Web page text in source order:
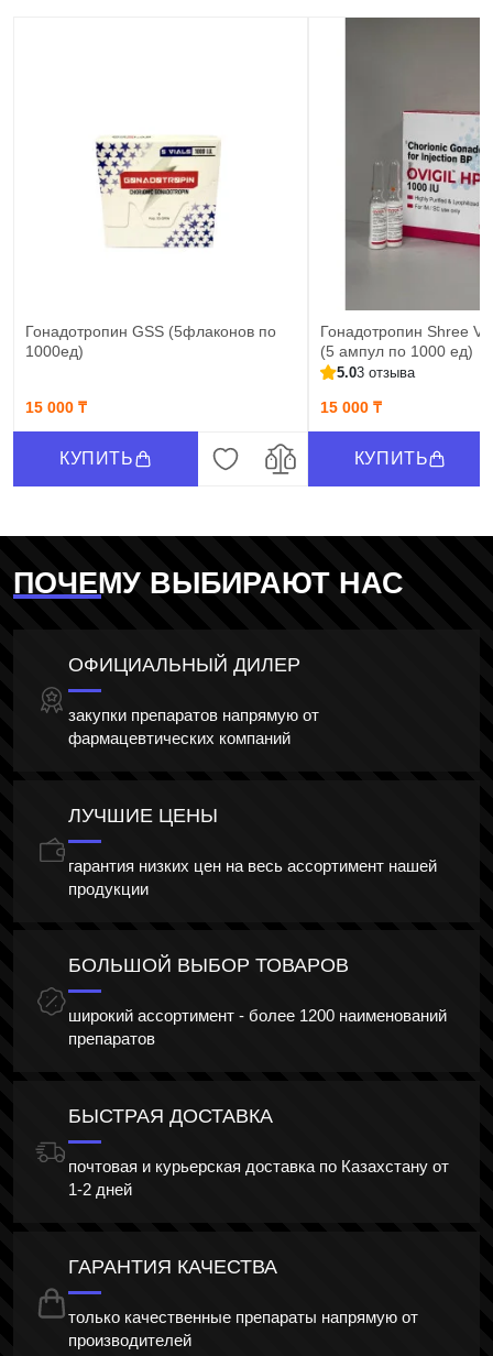
Гонадотропин GSS (5флаконов по
1000ед)
15 000 ₸
КУПИТЬ
Гонадотропин Shree
(5 ампул по 1000 ед)
5.03 отзыва
15 000 ₸
КУПИТЬ
ПОЧЕМУ ВЫБИРАЮТ НАС
ОФИЦИАЛЬНЫЙ ДИЛЕР
закупки препаратов напрямую от
фармацевтических компаний
ЛУЧШИЕ ЦЕНЫ
гарантия низких цен на весь ассортимент нашей
продукции
БОЛЬШОЙ ВЫБОР ТОВАРОВ
широкий ассортимент - более 1200 наименований
препаратов
БЫСТРАЯ ДОСТАВКА
почтовая и курьерская доставка по Казахстану от
1-2 дней
ГАРАНТИЯ КАЧЕСТВА
только качественные препараты напрямую от
производителей